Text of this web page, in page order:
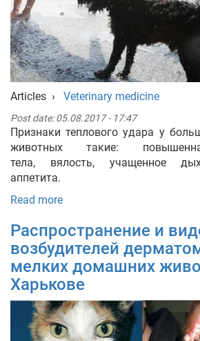
Articles › Veterinary medicine
Post date:05.08.2017 - 17:47
Признаки теплового удара у
животных такие:
тела, вялость, учащенное
аппетита.
Read more
Распространение и
возбудителей
мелких домашних
Харькове